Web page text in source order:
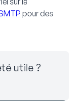
pour des
utile ?